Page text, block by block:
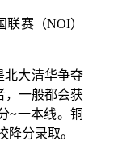
赛（NOI）
北大清华争夺
，一般都会获
~一本线。铜
降分录取。